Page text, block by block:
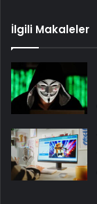
İlgili Makaleler